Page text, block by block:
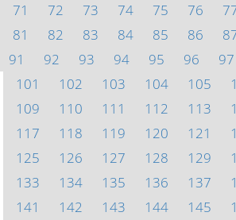
71
72 73 74 75 76
81
82 83 84 85 86
91
92 93 94 95 96 97
101
102 103 104 105
109
110 111 112 113
117
118 119 120 121
125
126 127 128 129
133
134 135 136 137
141
142 143 144 145